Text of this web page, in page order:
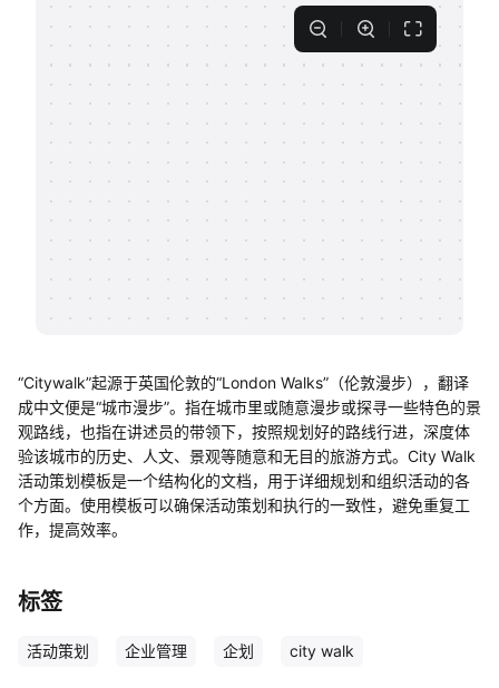
私有化部署
客户案例
知识分享社区
“Citywalk”起源于英国伦敦的“London Walks”（伦敦漫步），翻译
成中文便是“城市漫步”。指在城市里或随意漫步或探寻一些特色的景
观路线，也指在讲述员的带领下，按照规划好的路线行进，深度体
验该城市的历史、人文、景观等随意和无目的旅游方式。City Walk
活动策划模板是一个结构化的文档，用于详细规划和组织活动的各
个方面。使用模板可以确保活动策划和执行的一致性，避免重复工
作，提高效率。
标签
活动策划 企业管理 企划 city walk